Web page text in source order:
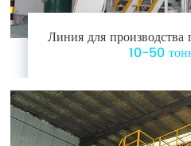
Линия для производства
10-50